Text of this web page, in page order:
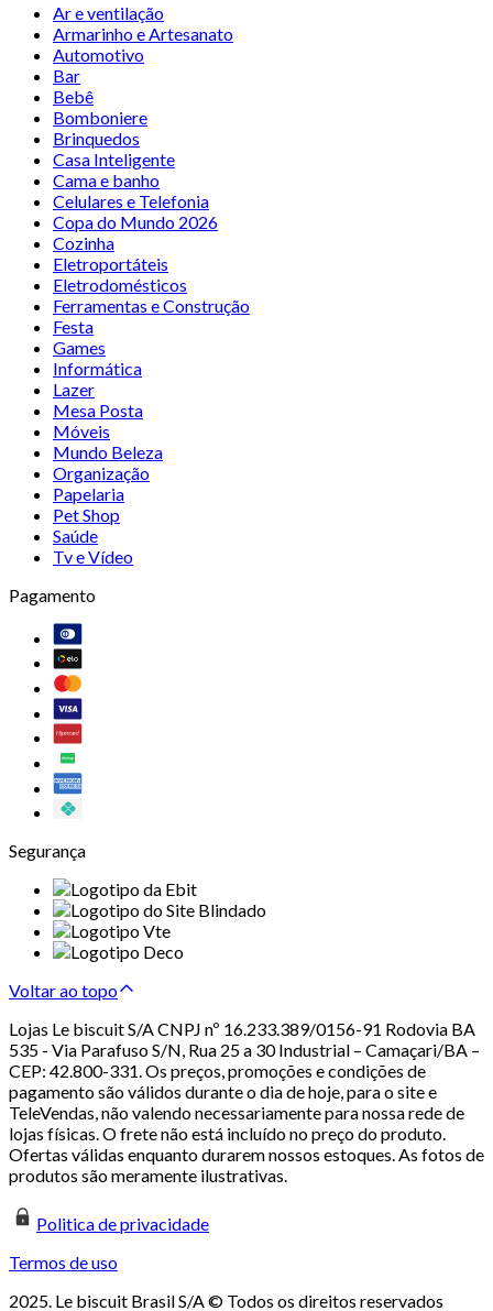
Ar e ventilação
Armarinho e Artesanato
Automotivo
Bar
Bebê
Bomboniere
Brinquedos
Casa Inteligente
Cama e banho
Celulares e Telefonia
Copa do Mundo 2026
Cozinha
Eletroportáteis
Eletrodomésticos
Ferramentas e Construção
Festa
Games
Informática
Lazer
Mesa Posta
Móveis
Mundo Beleza
Organização
Papelaria
Pet Shop
Saúde
Tv e Vídeo
Pagamento
Segurança
Voltar ao topo
Lojas Le biscuit S/A CNPJ nº 16.233.389/0156-91 Rodovia BA
535 - Via Parafuso S/N, Rua 25 a 30 Industrial – Camaçari/BA –
CEP: 42.800-331. Os preços, promoções e condições de
pagamento são válidos durante o dia de hoje, para o site e
TeleVendas, não valendo necessariamente para nossa rede de
lojas físicas. O frete não está incluído no preço do produto.
Ofertas válidas enquanto durarem nossos estoques. As fotos de
produtos são meramente ilustrativas.
Politica de privacidade
Termos de uso
2025. Le biscuit Brasil S/A © Todos os direitos reservados